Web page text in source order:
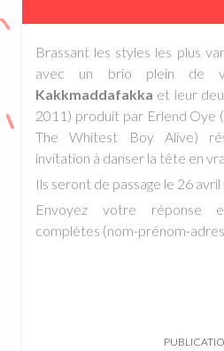
Brassant les styles les plus
avec un brio plein de
Kakkmaddafakka et leur
2011) produit par Erlend Oye
The Whitest Boy Alive)
invitation à danser la tête en
Ils seront de passage le 26
Envoyez votre réponse
complètes (nom-prénom-